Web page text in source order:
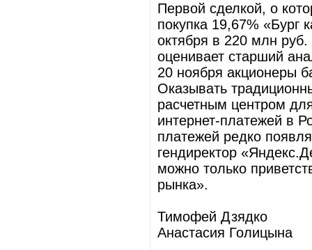
Первой сделкой, о
покупка 19,67% «Бург
октября в 220 млн
оценивает старший
20 ноября акционеры
Оказывать
расчетным центром
интернет-платежей в
платежей редко
гендиректор
можно только
рынка».
Тимофей Дзядко
Анастасия Голицына